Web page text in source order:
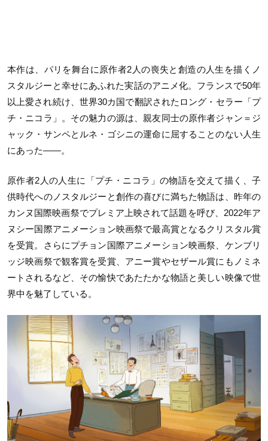
本作は、パリを舞台に原作者2人の喪失と創造の人生を描くノ
スタルジーと幸せにあふれた実話のアニメ化。フランスで50年
以上愛され続け、世界30カ国で翻訳されたロング・セラー「プ
チ・ニコラ」。その魅力の源は、親友同士の原作者ジャン＝ジ
ャック・サンペとルネ・ゴシニの運命に屈することのない人生
にあった——。
原作者2人の人生に「プチ・ニコラ」の物語を交えて描く、子
供時代へのノスタルジーと創作の喜びに満ちた物語は、昨年の
カンヌ国際映画祭でプレミア上映されて話題を呼び、2022年ア
ヌシー国際アニメーション映画祭で最高賞となるクリスタル賞
を受賞。さらにプチョン国際アニメーション映画祭、ケンブリ
ッジ映画祭で観客賞を受賞、アニー賞やセザール賞にもノミネ
ートされるなど、その愉快であたたかな物語と美しい映像で世
界中を魅了している。